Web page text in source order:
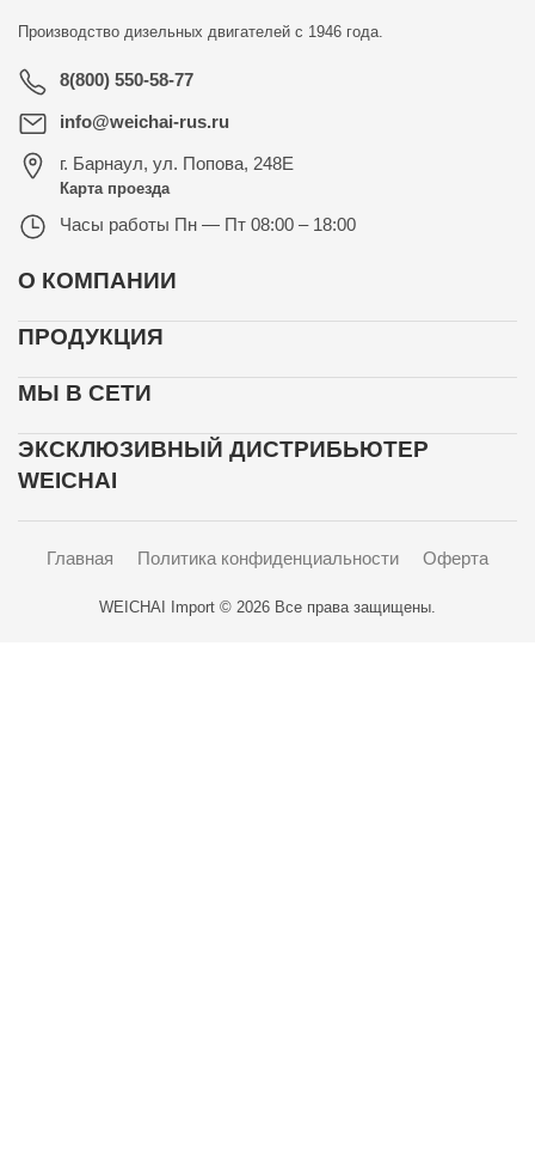
Производство дизельных двигателей с 1946 года.
8(800) 550-58-77
info@weichai-rus.ru
г. Барнаул, ул. Попова, 248Е
Карта проезда
Часы работы Пн — Пт 08:00 – 18:00
О КОМПАНИИ
ПРОДУКЦИЯ
МЫ В СЕТИ
ЭКСКЛЮЗИВНЫЙ ДИСТРИБЬЮТЕР
WEICHAI
Главная Политика конфиденциальности Оферта
WEICHAI Import © 2026 Все права защищены.